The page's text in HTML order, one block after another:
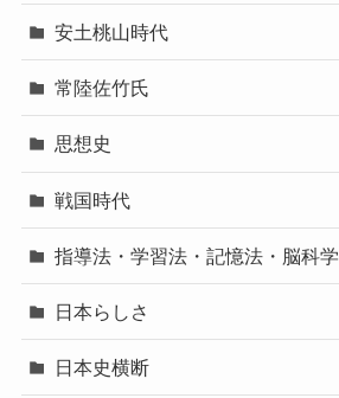
安土桃山時代
常陸佐竹氏
思想史
戦国時代
指導法・学習法・記憶法・脳科学
日本らしさ
日本史横断